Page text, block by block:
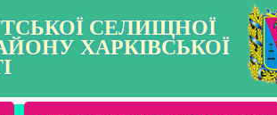
СЕЛИЩНОЇ
ХАРКІВСЬКОЇ